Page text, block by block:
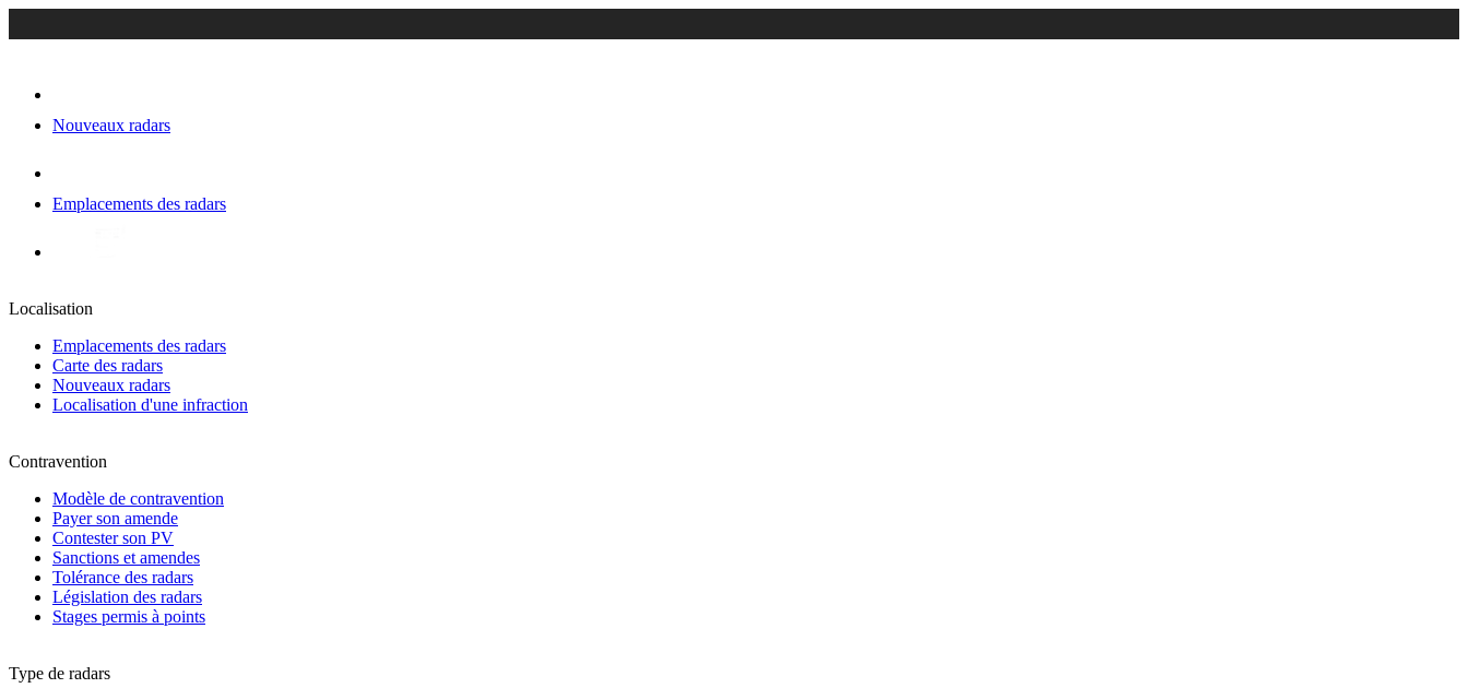
Nouveaux radars
Emplacements des radars
Localisation
Emplacements des radars
Carte des radars
Nouveaux radars
Localisation d'une infraction
Contravention
Modèle de contravention
Payer son amende
Contester son PV
Sanctions et amendes
Tolérance des radars
Législation des radars
Stages permis à points
Type de radars